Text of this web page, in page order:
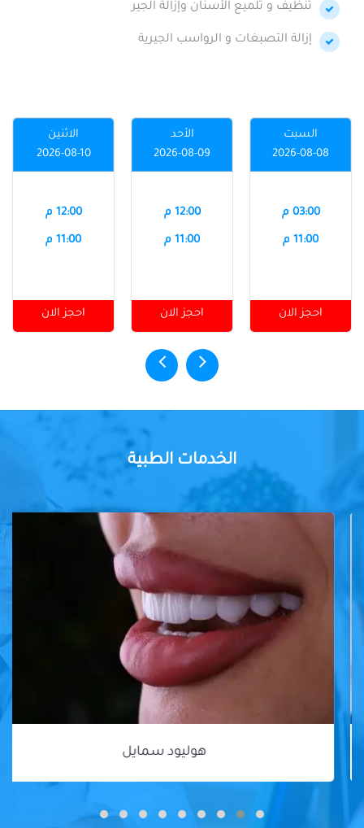
تنظيف و تلميع الأسنان وإزالة الجير
إزالة التصبغات و الرواسب الجيرية
السبت
2026-08-08
03:00 م
11:00 م
احجز الان
الأحد
2026-08-09
12:00 م
11:00 م
احجز الان
الاثنين
2026-08-10
12:00 م
11:00 م
احجز الان
الخدمات الطبية
هوليود سمايل